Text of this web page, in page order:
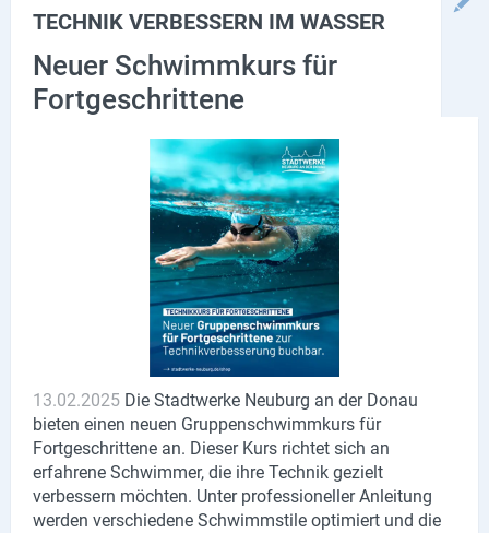
TECHNIK VERBESSERN IM WASSER
Neuer Schwimmkurs für
Fortgeschrittene
13.02.2025 Die Stadtwerke Neuburg an der Donau
bieten einen neuen Gruppenschwimmkurs für
Fortgeschrittene an. Dieser Kurs richtet sich an
erfahrene Schwimmer, die ihre Technik gezielt
verbessern möchten. Unter professioneller Anleitung
werden verschiedene Schwimmstile optimiert und die
Gesundheit
Freizeit
Stellenanzeigen
Aktuelles
Magazine
Veranstaltungen